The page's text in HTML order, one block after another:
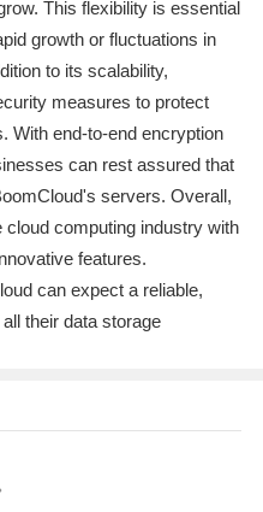
This flexibility is essential
growth or fluctuations in
to its scalability,
measures to protect
With end-to-end encryption
can rest assured that
servers. Overall,
computing industry with
features.
can expect a reliable,
their data storage